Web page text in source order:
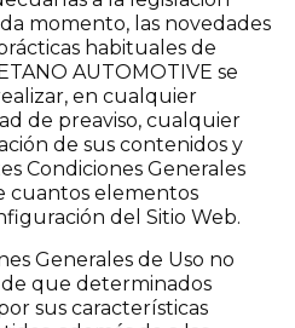
momento, las novedades
habituales de
AUTOMOTIVE se
en cualquier
de preaviso, cualquier
de sus contenidos y
Condiciones Generales
cuantos elementos
del Sitio Web.
Generales de Uso no
que determinados
sus características